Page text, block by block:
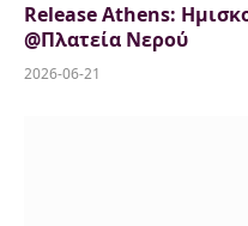
Release Athens:
@Πλατεία Νερού
2026-06-21